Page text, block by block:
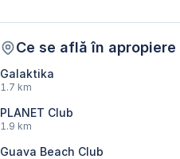
Ce se află în apropiere
Galaktika
1.7 km
PLANET Club
1.9 km
Guava Beach Club